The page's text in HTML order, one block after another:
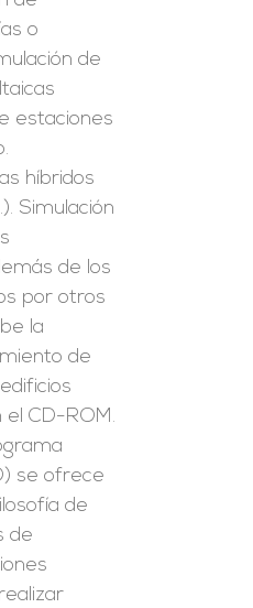
o
de
estaciones
híbridos
Simulación
de los
por otros
la
de
el CD-ROM.
se ofrece
de
de